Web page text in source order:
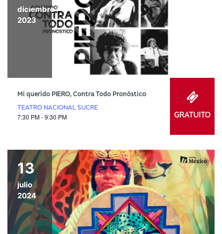
diciembre
2023
Mi querido PIERO, Contra Todo Pronóstico
TEATRO NACIONAL SUCRE
7:30 PM - 9:30 PM GRATUITO
13
julio
2024